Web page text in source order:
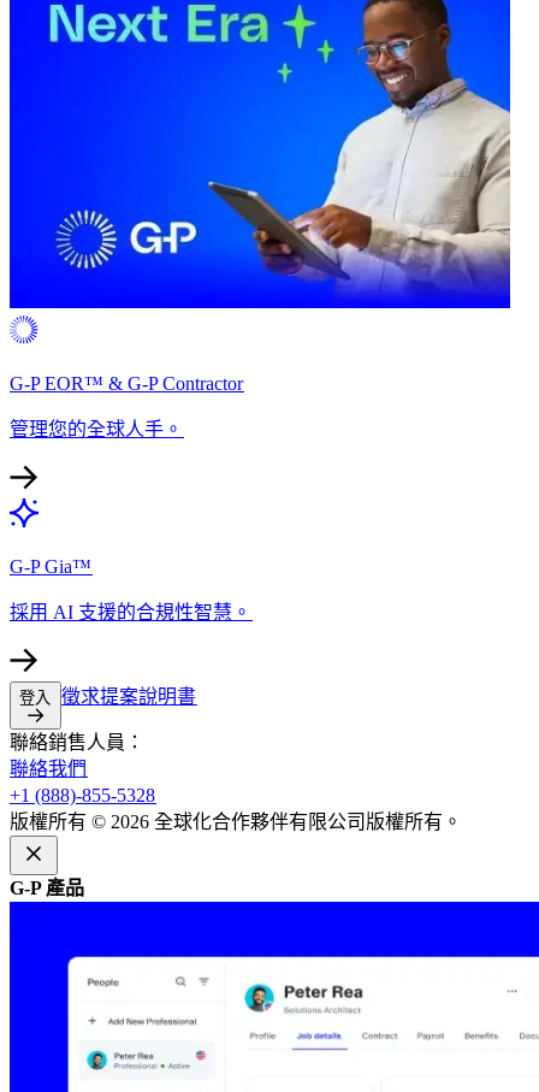
G-P EOR™ & G-P Contractor​​
管理您的全球人手。​​
G-P Gia™​​
採用 AI 支援的合規性智慧。​​
登入​​ 徵求提案說明書​​
聯絡銷售人員：​​
聯絡我們​​
+1 (888)-855-5328​​
版權所有 © 2026 全球化合作夥伴有限公司版權所有。​​
G-P 產品​​